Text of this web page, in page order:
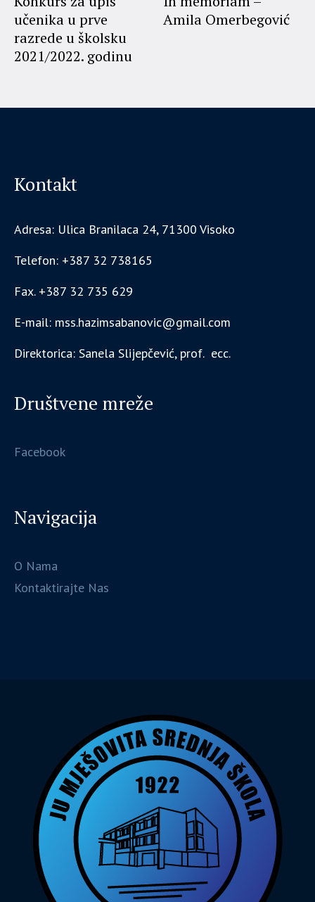
učenika u prve
razrede u školsku
2021/2022. godinu
Amila Omerbegović
Kontakt
Adresa: Ulica Branilaca 24, 71300 Visoko
Telefon: +387 32 738165
Fax. +387 32 735 629
E-mail: mss.hazimsabanovic@gmail.com
Direktorica: Sanela Slijepčević, prof. ecc.
Društvene mreže
Facebook
Navigacija
O Nama
Kontaktirajte Nas